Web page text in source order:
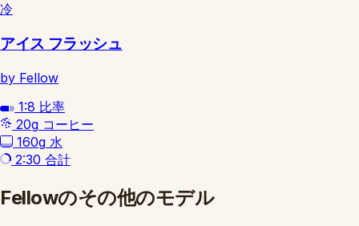
冷
アイス フラッシュ
by Fellow
1:8 比率
20g コーヒー
160g 水
2:30 合計
Fellowのその他のモデル